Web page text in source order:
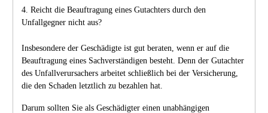
4. Reicht die Beauftragung eines Gutachters durch den
Unfallgegner nicht aus?
Insbesondere der Geschädigte ist gut beraten, wenn er auf die
Beauftragung eines Sachverständigen besteht. Denn der Gutachter
des Unfallverursachers arbeitet schließlich bei der Versicherung,
die den Schaden letztlich zu bezahlen hat.
Darum sollten Sie als Geschädigter einen unabhängigen